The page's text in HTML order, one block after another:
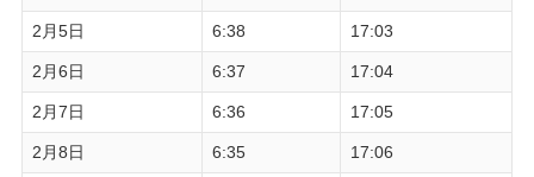
2月5日 6:38 17:03
2月6日 6:37 17:04
2月7日 6:36 17:05
2月8日 6:35 17:06